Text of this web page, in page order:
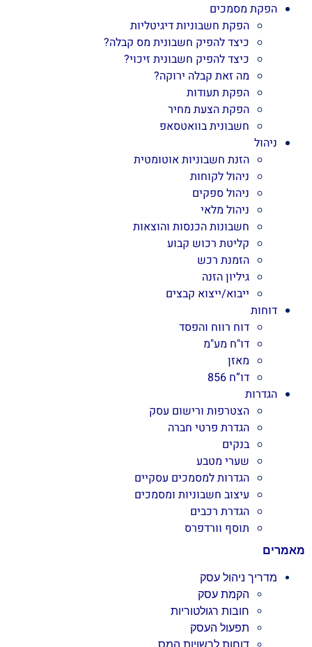
הפקת מסמכים
הפקת חשבוניות דיגיטליות
כיצד להפיק חשבונית מס קבלה?
כיצד להפיק חשבונית זיכוי?
מה זאת קבלה ירוקה?
הפקת תעודות
הפקת הצעת מחיר
חשבונית בוואטסאפ
ניהול
הזנת חשבוניות אוטומטית
ניהול לקוחות
ניהול ספקים
ניהול מלאי
חשבונות הכנסות והוצאות
קליטת רכוש קבוע
הזמנת רכש
גיליון הזנה
ייבוא/ייצוא קבצים
דוחות
דוח רווח והפסד
דו"ח מע"מ
מאזן
דו”ח 856
הגדרות
הצטרפות ורישום עסק
הגדרת פרטי חברה
בנקים
שערי מטבע
הגדרות למסמכים עסקיים
עיצוב חשבוניות ומסמכים
הגדרת רכבים
תוסף וורדפרס
מאמרים
מדריך ניהול עסק
הקמת עסק
חובות רגולטוריות
תפעול העסק